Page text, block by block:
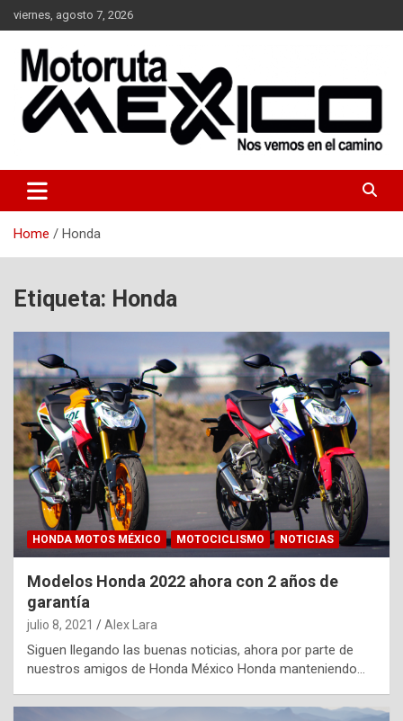
Skip
to
content
viernes, agosto 7, 2026
Moto Ruta Mexico
Home Honda
Etiqueta: Honda
HONDA MOTOS MÉXICO MOTOCICLISMO NOTICIAS
Modelos Honda 2022 ahora con 2 años de
garantía
julio 8, 2021 Alex Lara
Siguen llegando las buenas noticias, ahora por parte de
nuestros amigos de Honda México Honda manteniendo…